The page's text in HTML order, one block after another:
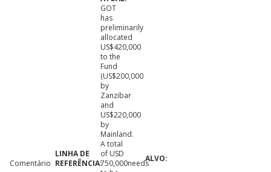
Comentário
GOT
has
preliminarily
allocated
US$420,000
to the
Fund
(US$200,000
by
Zanzibar
and
US$220,000
by
Mainland.
A total
of USD
750,000needs